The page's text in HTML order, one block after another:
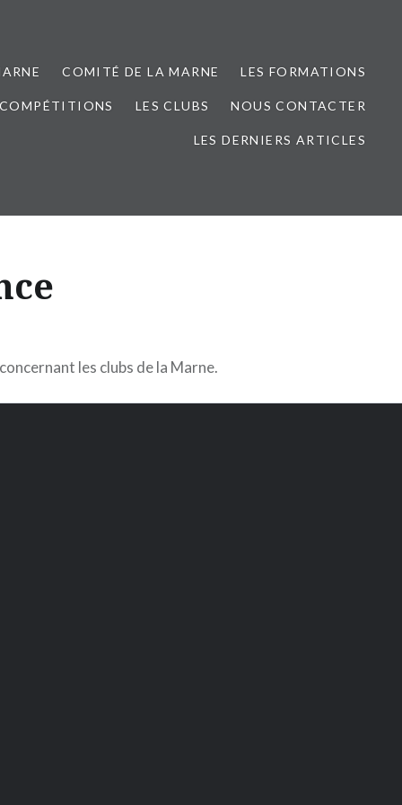
COMITÉ DE LA MARNE LES FORMATIONS
LES CLUBS NOUS CONTACTER
LES DERNIERS ARTICLES
les clubs de la Marne.